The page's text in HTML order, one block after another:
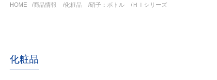
HOME 商品情報 化粧品 硝子：ボトル ＨＩシリーズ
化粧品